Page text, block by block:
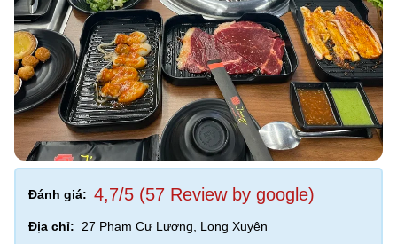
Đánh giá: 4,7/5 (57 Review by google)
Địa chỉ:
27 Phạm Cự Lượng, Long Xuyên